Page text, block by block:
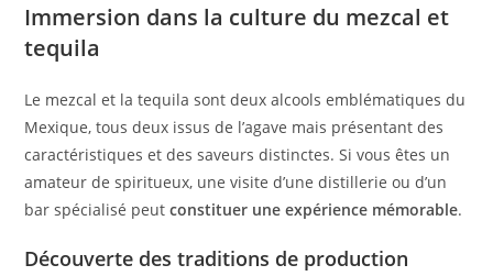
Immersion dans la culture du mezcal et
tequila
Le mezcal et la tequila sont deux alcools emblématiques du
Mexique, tous deux issus de l’agave mais présentant des
caractéristiques et des saveurs distinctes. Si vous êtes un
amateur de spiritueux, une visite d’une distillerie ou d’un
bar spécialisé peutconstituer une expérience mémorable.
Découverte des traditions de production